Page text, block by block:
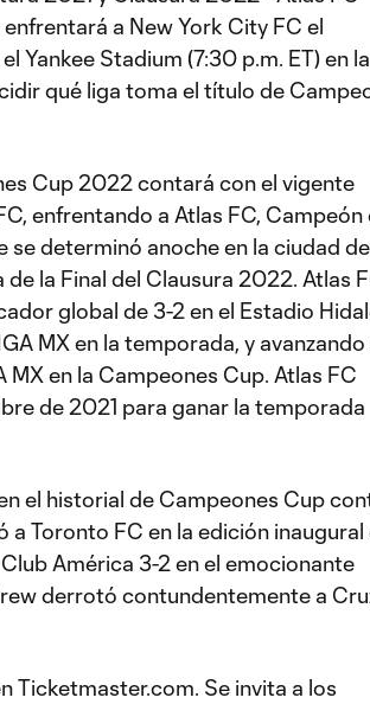
a New York City FC el
Yankee Stadium (7:30 p.m. ET) en la
qué liga toma el título de
Cup 2022 contará con el vigente
enfrentando a Atlas FC, Campeón
se determinó anoche en la ciudad de
la Final del Clausura 2022. Atlas
global de 3-2 en el Estadio
MX en la temporada, y avanzando
en la Campeones Cup. Atlas FC
de 2021 para ganar la temporada
el historial de Campeones Cup
a Toronto FC en la edición inaugural
América 3-2 en el emocionante
derrotó contundentemente a
Ticketmaster.com. Se invita a los